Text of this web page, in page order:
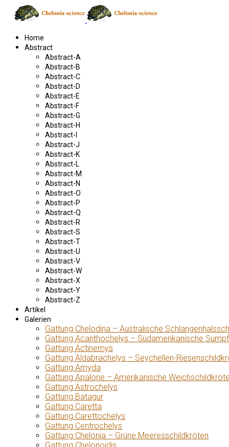
Home
Abstract
Abstract-A
Abstract-B
Abstract-C
Abstract-D
Abstract-E
Abstract-F
Abstract-G
Abstract-H
Abstract-I
Abstract-J
Abstract-K
Abstract-L
Abstract-M
Abstract-N
Abstract-O
Abstract-P
Abstract-Q
Abstract-R
Abstract-S
Abstract-T
Abstract-U
Abstract-V
Abstract-W
Abstract-X
Abstract-Y
Abstract-Z
Artikel
Galerien
Gattung Chelodina – Australische
Gattung Acanthochelys – Südamerikanische
Gattung Actinemys
Gattung Aldabrachelys – Seychellen-
Gattung Amyda
Gattung Apalone – Amerikanische
Gattung Astrochelys
Gattung Batagur
Gattung Caretta
Gattung Carettochelys
Gattung Centrochelys
Gattung Chelonia – Grüne Meeresschildkröten